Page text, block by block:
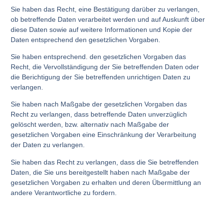
Sie haben das Recht, eine Bestätigung darüber zu verlangen,
ob betreffende Daten verarbeitet werden und auf Auskunft über
diese Daten sowie auf weitere Informationen und Kopie der
Daten entsprechend den gesetzlichen Vorgaben.
Sie haben entsprechend. den gesetzlichen Vorgaben das
Recht, die Vervollständigung der Sie betreffenden Daten oder
die Berichtigung der Sie betreffenden unrichtigen Daten zu
verlangen.
Sie haben nach Maßgabe der gesetzlichen Vorgaben das
Recht zu verlangen, dass betreffende Daten unverzüglich
gelöscht werden, bzw. alternativ nach Maßgabe der
gesetzlichen Vorgaben eine Einschränkung der Verarbeitung
der Daten zu verlangen.
Sie haben das Recht zu verlangen, dass die Sie betreffenden
Daten, die Sie uns bereitgestellt haben nach Maßgabe der
gesetzlichen Vorgaben zu erhalten und deren Übermittlung an
andere Verantwortliche zu fordern.